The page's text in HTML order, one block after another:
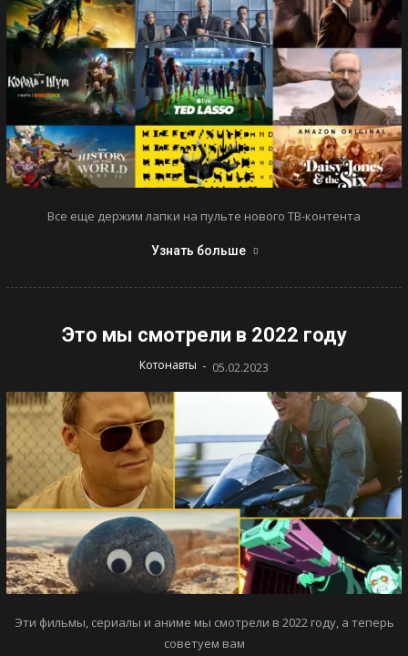
Все еще держим лапки на пульте нового ТВ-контента
Узнать больше
Это мы смотрели в 2022 году
Котонавты - 05.02.2023
Эти фильмы, сериалы и аниме мы смотрели в 2022 году, а теперь
советуем вам